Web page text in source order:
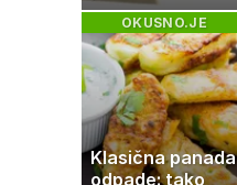
zahtevale ali
prejele
partnerice
športnih
zvezdnikov
OKUSNO.JE
Klasična panada
odpade: tako